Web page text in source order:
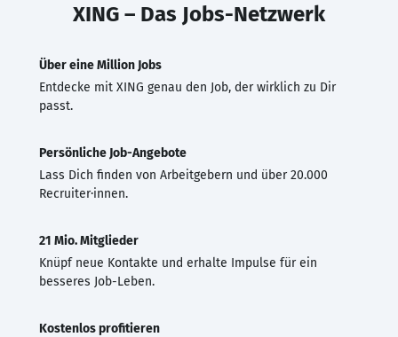
XING – Das Jobs-Netzwerk
Über eine Million Jobs
Entdecke mit XING genau den Job, der wirklich zu Dir
passt.
Persönliche Job-Angebote
Lass Dich finden von Arbeitgebern und über 20.000
Recruiter·innen.
21 Mio. Mitglieder
Knüpf neue Kontakte und erhalte Impulse für ein
besseres Job-Leben.
Kostenlos profitieren